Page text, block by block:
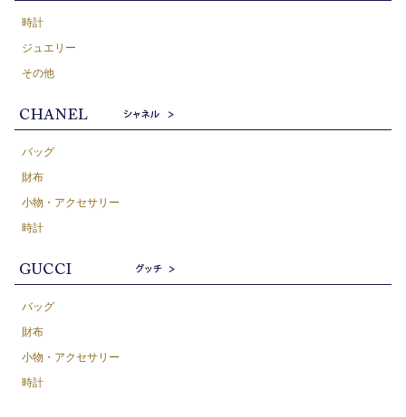
時計
ジュエリー
その他
バッグ
財布
小物・アクセサリー
時計
バッグ
財布
小物・アクセサリー
時計